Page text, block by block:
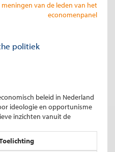
van de leden van het
economenpanel
politiek
beleid in Nederland
ideologie en opportunisme
inzichten vanuit de